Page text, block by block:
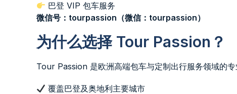
巴登 VIP 包车服务
微信号：tourpassion（微信：tourpassion）
为什么选择 Tour Passion？
Tour Passion 是欧洲高端包车与定制出行服务领域的专
覆盖巴登及奥地利主要城市